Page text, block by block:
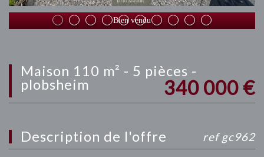
Bien vendu
maison 110 m² - 5 pièces -
plobsheim
340 000 €
description de l'offre ref gc962